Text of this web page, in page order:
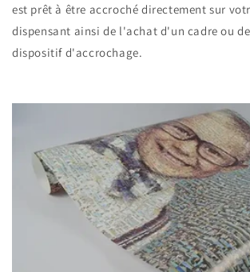
est prêt à être accroché directement sur
dispensant ainsi de l'achat d'un cadre ou
dispositif d'accrochage.